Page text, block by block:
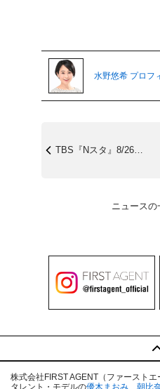
水野悠希 プロフ
TBS『Nスタ』8/26(金)15:49...
ニュースの
株式会社FIRST AGENT（ファースト